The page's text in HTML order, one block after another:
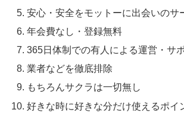
安心・安全をモットーに出会いのサ
年会費なし・登録無料
365日体制での有人による運営・サ
業者などを徹底排除
もちろんサクラは一切無し
好きな時に好きな分だけ使えるポイ